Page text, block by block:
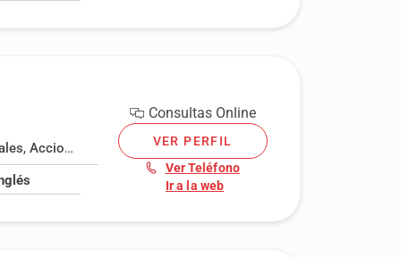
, Acciones, bonos y preferentes , Acoso laboral
Consultas Online
VER PERFIL
Ver Teléfono
Ir a la web